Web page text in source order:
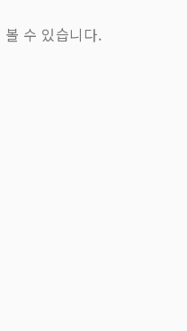
수 있습니다.